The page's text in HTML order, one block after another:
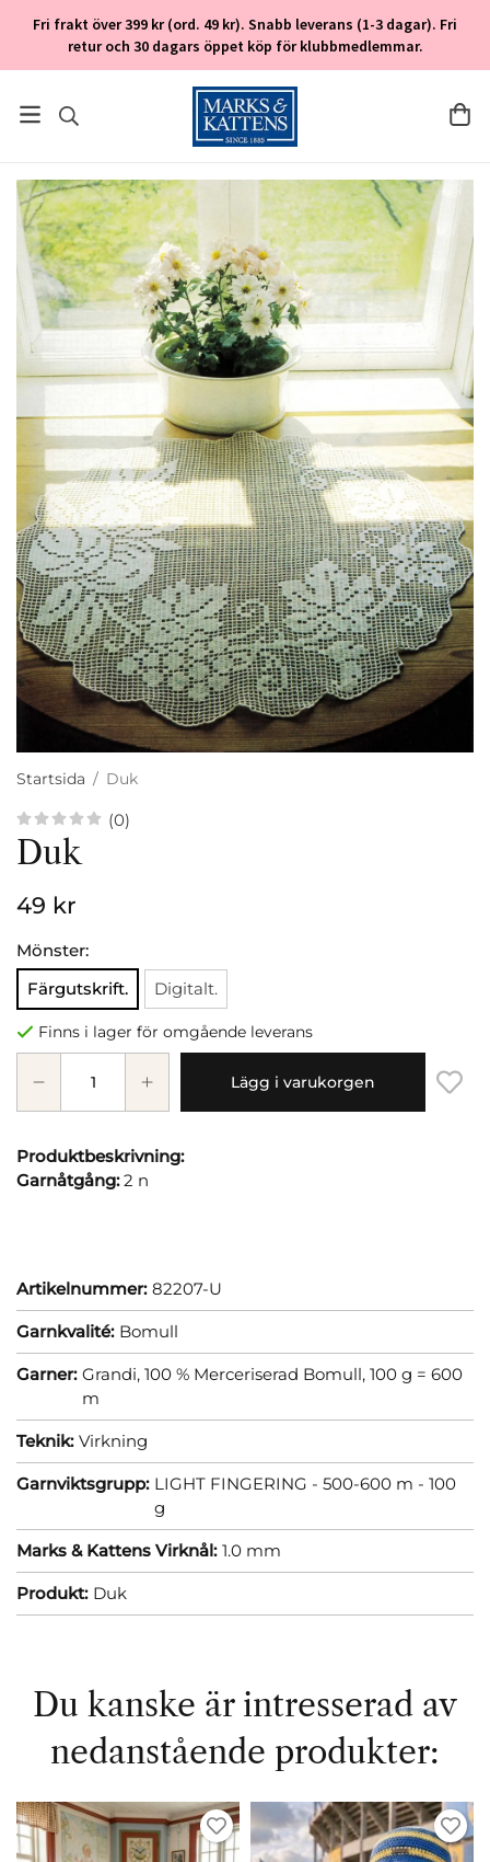
Fri frakt över 399 kr (ord. 49 kr). Snabb leverans (1-3 dagar). Fri
retur och 30 dagars öppet köp för klubbmedlemmar.
Startsida / Duk
(0)
Duk
49 kr
Mönster:
Färgutskrift.
Digitalt.
Finns i lager för omgående leverans
Lägg i varukorgen
Produktbeskrivning:
Garnåtgång:2 n
Artikelnummer: 82207-U
Garnkvalité: Bomull
Garner: Grandi, 100 % Merceriserad Bomull, 100 g = 600
m
Teknik: Virkning
Garnviktsgrupp: LIGHT FINGERING - 500-600 m - 100
g
Marks & Kattens Virknål: 1.0 mm
Produkt: Duk
Du kanske är intresserad av
nedanstående produkter: